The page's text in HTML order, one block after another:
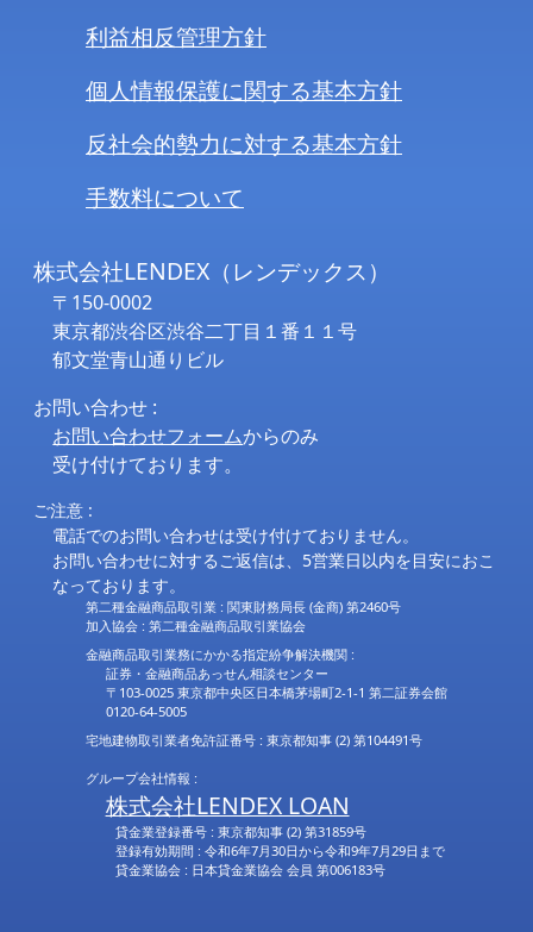
利益相反管理方針
個人情報保護に関する基本方針
反社会的勢力に対する基本方針
手数料について
株式会社LENDEX（レンデックス）
〒150-0002
東京都渋谷区渋谷二丁目１番１１号
郁文堂青山通りビル
お問い合わせ :
お問い合わせフォームからのみ
受け付けております。
ご注意 :
電話でのお問い合わせは受け付けておりません。
お問い合わせに対するご返信は、5営業日以内を目安におこ
なっております。
第二種金融商品取引業 : 関東財務局長 (金商) 第2460号
加入協会 : 第二種金融商品取引業協会
金融商品取引業務にかかる指定紛争解決機関 :
証券・金融商品あっせん相談センター
〒103-0025 東京都中央区日本橋茅場町2-1-1 第二証券会館
0120-64-5005
宅地建物取引業者免許証番号 : 東京都知事 (2) 第104491号
グループ会社情報 :
株式会社LENDEX LOAN
貸金業登録番号 : 東京都知事 (2) 第31859号
登録有効期間 : 令和6年7月30日から令和9年7月29日まで
貸金業協会 : 日本貸金業協会 会員 第006183号